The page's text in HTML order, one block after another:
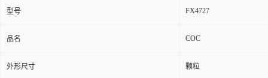
型号 FX4727
品名 COC
外形尺寸 颗粒